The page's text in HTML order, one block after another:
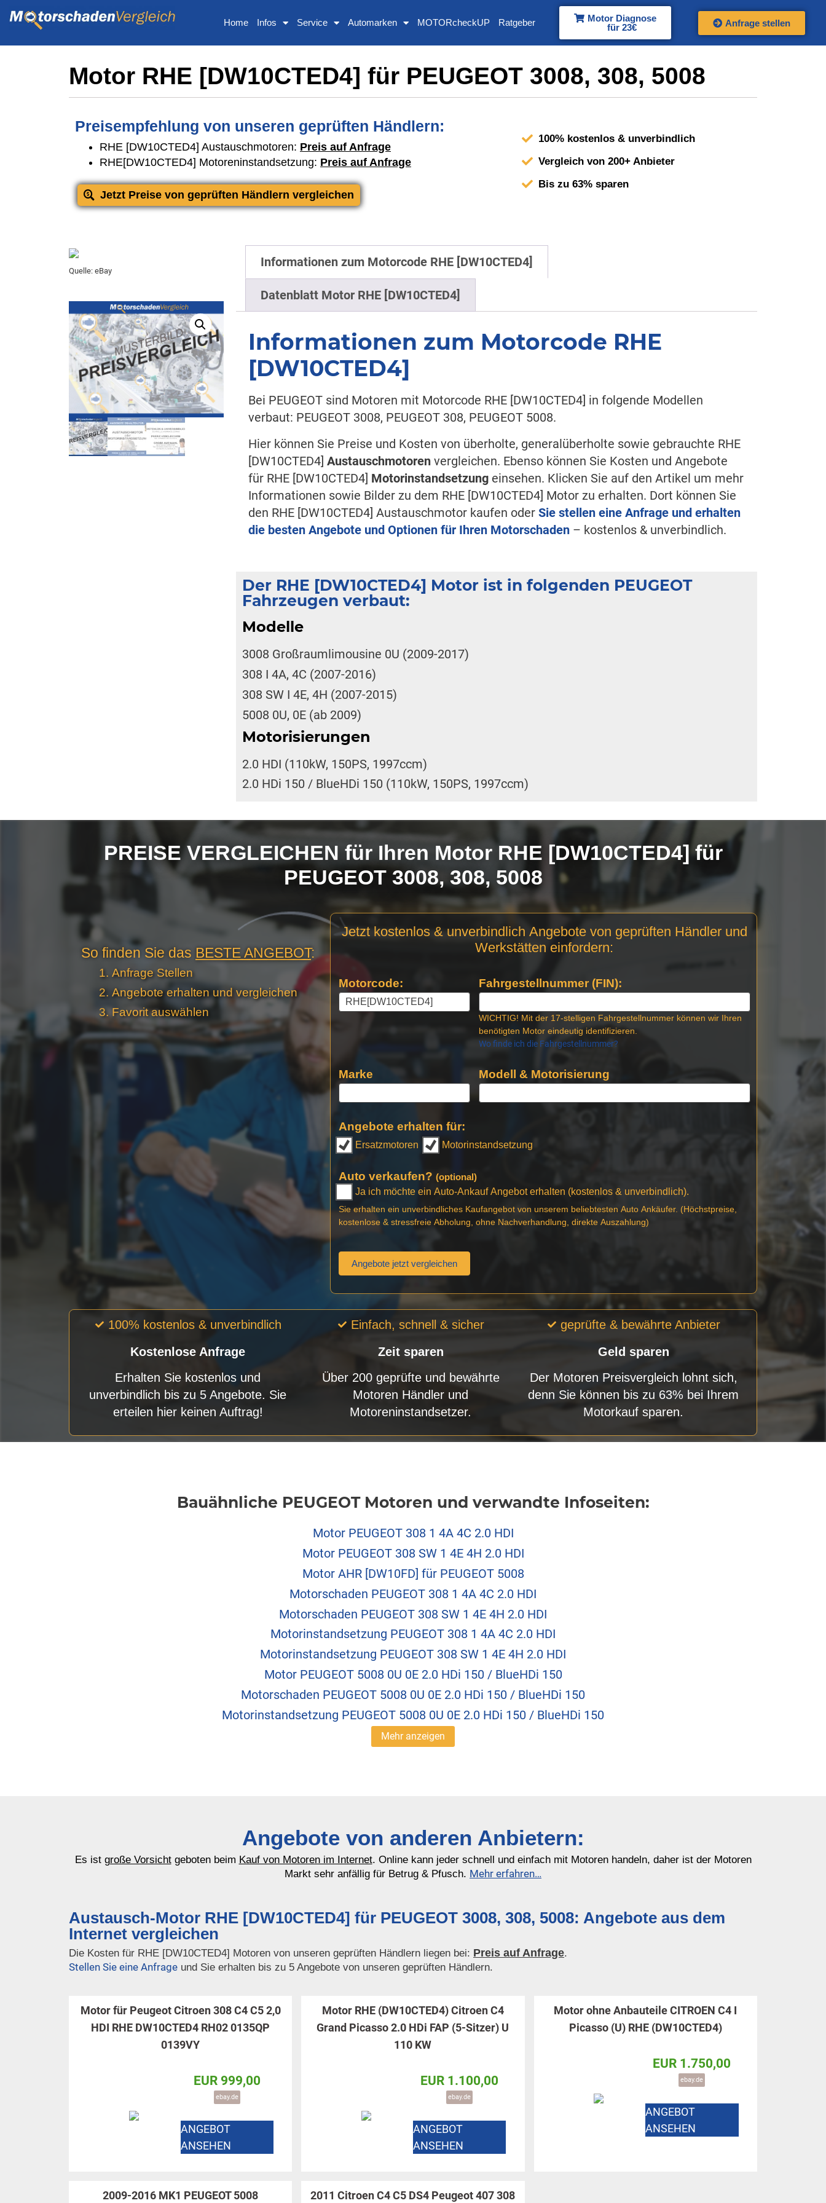
Home Infos Service Automarken MOTORcheckUP Ratgeber
Motor Diagnose
für 23€
Anfrage stellen
Motor RHE [DW10CTED4] für PEUGEOT 3008, 308, 5008
Preisempfehlung von unseren geprüften Händlern:
RHE [DW10CTED4] Austauschmotoren: Preis auf Anfrage
RHE[DW10CTED4] Motoreninstandsetzung: Preis auf Anfrage
Jetzt Preise von geprüften Händlern vergleichen
100% kostenlos & unverbindlich
Vergleich von 200+ Anbieter
Bis zu 63% sparen
Quelle: eBay
Informationen zum Motorcode RHE [DW10CTED4]
Datenblatt Motor RHE [DW10CTED4]
Informationen zum Motorcode RHE
[DW10CTED4]
Bei PEUGEOT sind Motoren mit Motorcode RHE [DW10CTED4] in folgende Modellen
verbaut: PEUGEOT 3008, PEUGEOT 308, PEUGEOT 5008.
Hier können Sie Preise und Kosten von überholte, generalüberholte sowie gebrauchte RHE
[DW10CTED4] Austauschmotoren vergleichen. Ebenso können Sie Kosten und Angebote
für RHE [DW10CTED4] Motorinstandsetzung einsehen. Klicken Sie auf den Artikel um mehr
Informationen sowie Bilder zu dem RHE [DW10CTED4] Motor zu erhalten. Dort können Sie
den RHE [DW10CTED4] Austauschmotor kaufen oder Sie stellen eine Anfrage und erhalten
die besten Angebote und Optionen für Ihren Motorschaden – kostenlos & unverbindlich.
Der RHE [DW10CTED4] Motor ist in folgenden PEUGEOT
Fahrzeugen verbaut:
Modelle
3008 Großraumlimousine 0U (2009-2017)
308 I 4A, 4C (2007-2016)
308 SW I 4E, 4H (2007-2015)
5008 0U, 0E (ab 2009)
Motorisierungen
2.0 HDI (110kW, 150PS, 1997ccm)
2.0 HDi 150 / BlueHDi 150 (110kW, 150PS, 1997ccm)
PREISE VERGLEICHEN für Ihren Motor RHE [DW10CTED4] für
PEUGEOT 3008, 308, 5008
So finden Sie das BESTE ANGEBOT:
Anfrage Stellen
Angebote erhalten und vergleichen
Favorit auswählen
Motor
Stellen
Jetzt kostenlos & unverbindlich Angebote von geprüften Händler und
Werkstätten einfordern:
Motorcode: Fahrgestellnummer (FIN):
WICHTIG! Mit der 17-stelligen Fahrgestellnummer können wir Ihren
benötigten Motor eindeutig identifizieren.
Wo finde ich die Fahrgestellnummer?
Marke Modell & Motorisierung
Angebote erhalten für:
Ersatzmotoren Motorinstandsetzung
Auto verkaufen? (optional)
Ja ich möchte ein Auto-Ankauf Angebot erhalten (kostenlos & unverbindlich).
Sie erhalten ein unverbindliches Kaufangebot von unserem beliebtesten Auto Ankäufer. (Höchstpreise,
kostenlose & stressfreie Abholung, ohne Nachverhandlung, direkte Auszahlung)
Angebote jetzt vergleichen
100% kostenlos & unverbindlich
Kostenlose Anfrage
Erhalten Sie kostenlos und
unverbindlich bis zu 5 Angebote. Sie
erteilen hier keinen Auftrag!
Einfach, schnell & sicher
Zeit sparen
Über 200 geprüfte und bewährte
Motoren Händler und
Motoreninstandsetzer.
geprüfte & bewährte Anbieter
Geld sparen
Der Motoren Preisvergleich lohnt sich,
denn Sie können bis zu 63% bei Ihrem
Motorkauf sparen.
Bauähnliche PEUGEOT Motoren und verwandte Infoseiten:
Motor PEUGEOT 308 1 4A 4C 2.0 HDI
Motor PEUGEOT 308 SW 1 4E 4H 2.0 HDI
Motor AHR [DW10FD] für PEUGEOT 5008
Motorschaden PEUGEOT 308 1 4A 4C 2.0 HDI
Motorschaden PEUGEOT 308 SW 1 4E 4H 2.0 HDI
Motorinstandsetzung PEUGEOT 308 1 4A 4C 2.0 HDI
Motorinstandsetzung PEUGEOT 308 SW 1 4E 4H 2.0 HDI
Motor PEUGEOT 5008 0U 0E 2.0 HDi 150 / BlueHDi 150
Motorschaden PEUGEOT 5008 0U 0E 2.0 HDi 150 / BlueHDi 150
Motorinstandsetzung PEUGEOT 5008 0U 0E 2.0 HDi 150 / BlueHDi 150
Mehr anzeigen
Angebote von anderen Anbietern:
Es ist große Vorsichtgeboten beim Kauf von Motoren im Internet. Online kann jeder schnell und einfach mit Motoren handeln, daher ist der Motoren
Markt sehr anfällig für Betrug & Pfusch. Mehr erfahren…
Austausch-Motor RHE [DW10CTED4] für PEUGEOT 3008, 308, 5008: Angebote aus dem
Internet vergleichen
Die Kosten für RHE [DW10CTED4] Motoren von unseren geprüften Händlern liegen bei: Preis auf Anfrage.
Stellen Sie eine Anfrage und Sie erhalten bis zu 5 Angebote von unseren geprüften Händlern.
Motor für Peugeot Citroen 308 C4 C5 2,0
HDI RHE DW10CTED4 RH02 0135QP
0139VY
EUR 999,00
ebay.de
ANGEBOT
ANSEHEN
Motor RHE (DW10CTED4) Citroen C4
Grand Picasso 2.0 HDi FAP (5-Sitzer) U
110 KW
EUR 1.100,00
ebay.de
ANGEBOT
ANSEHEN
Motor ohne Anbauteile CITROEN C4 I
Picasso (U) RHE (DW10CTED4)
EUR 1.750,00
ebay.de
ANGEBOT
ANSEHEN
2009-2016 MK1 PEUGEOT 5008 2011 Citroen C4 C5 DS4 Peugeot 407 308